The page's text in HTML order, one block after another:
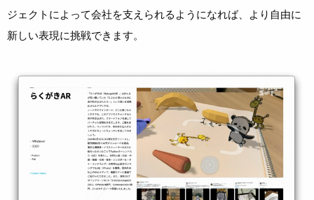
ジェクトによって会社を支えられるようになれば、より自由に
新しい表現に挑戦できます。